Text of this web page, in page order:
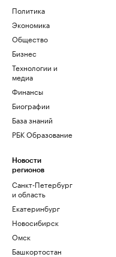
Политика
Экономика
Общество
Бизнес
Технологии и
медиа
Финансы
Биографии
База знаний
РБК Образование
Новости
регионов
Санкт-Петербург
и область
Екатеринбург
Новосибирск
Омск
Башкортостан